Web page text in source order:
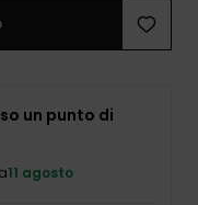
un punto di
11 agosto